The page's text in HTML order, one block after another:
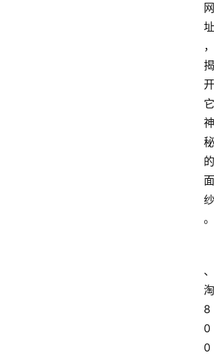
网
址
，
揭
开
它
神
秘
的
面
纱
。
、
淘
8
0
0